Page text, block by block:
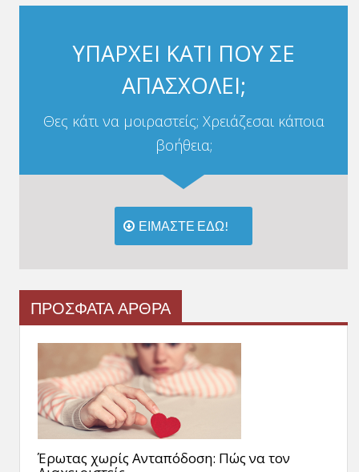
ΥΠΑΡΧΕΙ ΚΑΤΙ ΠΟΥ ΣΕ
ΑΠΑΣΧΟΛΕΙ;
Θες κάτι να μοιραστείς; Χρειάζεσαι κάποια
βοήθεια;
ΕΙΜΑΣΤΕ ΕΔΩ!
ΠΡΟΣΦΑΤΑ ΑΡΘΡΑ
Έρωτας χωρίς Ανταπόδοση: Πώς να τον